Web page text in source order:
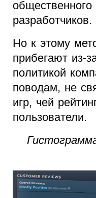
разработчиков.
Но к этому
прибегают из-
политикой
поводам, не
игр, чей
пользователи.